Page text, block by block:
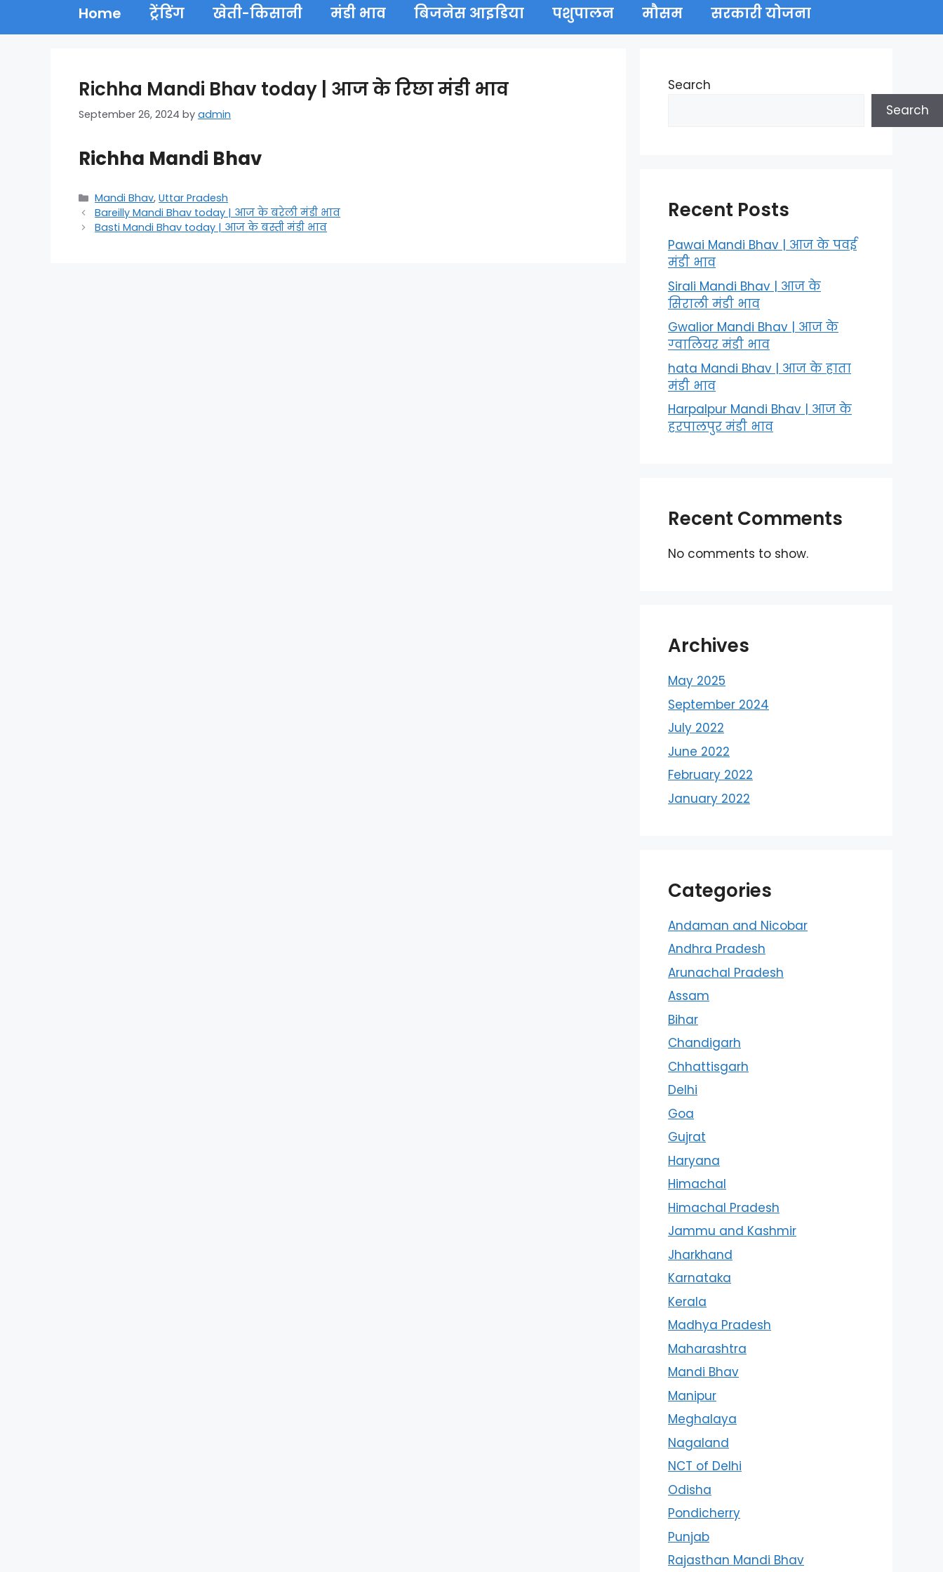
Home ट्रेंडिंग खेती-किसानी मंडी भाव बिजनेस आइडिया पशुपालन मौसम सरकारी योजना
Richha Mandi Bhav today | आज के रिछा मंडी भाव
September 26, 2024 by admin
Richha Mandi Bhav
Categories
Mandi Bhav,Uttar Pradesh
Bareilly Mandi Bhav today | आज के बरेली मंडी भाव
Basti Mandi Bhav today | आज के बस्ती मंडी भाव
Search
Search
Recent Posts
Pawai Mandi Bhav | आज के पवई
मंडी भाव
Sirali Mandi Bhav | आज के
सिराली मंडी भाव
Gwalior Mandi Bhav | आज के
ग्‍वालियर मंडी भाव
hata Mandi Bhav | आज के हाता
मंडी भाव
Harpalpur Mandi Bhav | आज के
हरपालपुर मंडी भाव
Recent Comments
No comments to show.
Archives
May 2025
September 2024
July 2022
June 2022
February 2022
January 2022
Categories
Andaman and Nicobar
Andhra Pradesh
Arunachal Pradesh
Assam
Bihar
Chandigarh
Chhattisgarh
Delhi
Goa
Gujrat
Haryana
Himachal
Himachal Pradesh
Jammu and Kashmir
Jharkhand
Karnataka
Kerala
Madhya Pradesh
Maharashtra
Mandi Bhav
Manipur
Meghalaya
Nagaland
NCT of Delhi
Odisha
Pondicherry
Punjab
Rajasthan Mandi Bhav